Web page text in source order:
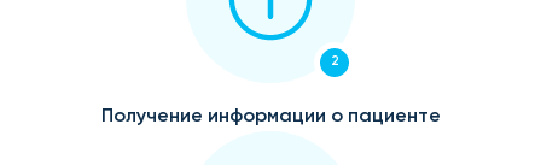
2
Получение информации о пациенте